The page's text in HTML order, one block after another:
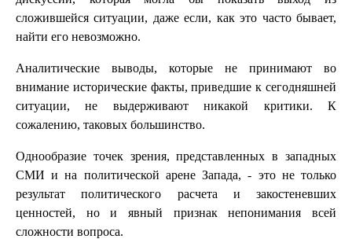
сложившейся ситуации, даже если, как это часто бывает,
найти его невозможно.
Аналитические выводы, которые не принимают во
внимание исторические факты, приведшие к сегодняшней
ситуации, не выдерживают никакой критики. К
сожалению, таковых большинство.
Однообразие точек зрения, представленных в западных
СМИ и на политической арене Запада, - это не только
результат политического расчета и закостеневших
ценностей, но и явный признак непонимания всей
сложности вопроса.